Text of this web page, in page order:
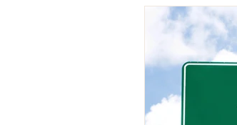
Erwachsen
Umdenken